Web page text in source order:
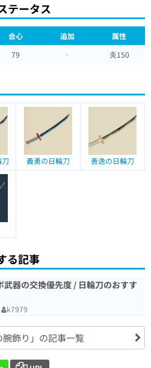
テータス
会心 追加
属性
79 ‐ 炎150
義勇の日輪刀 善逸の日輪刀
る記事
武器の交換優先度 / 日輪刀のおすす
k7979
腕飾り」の記事一覧